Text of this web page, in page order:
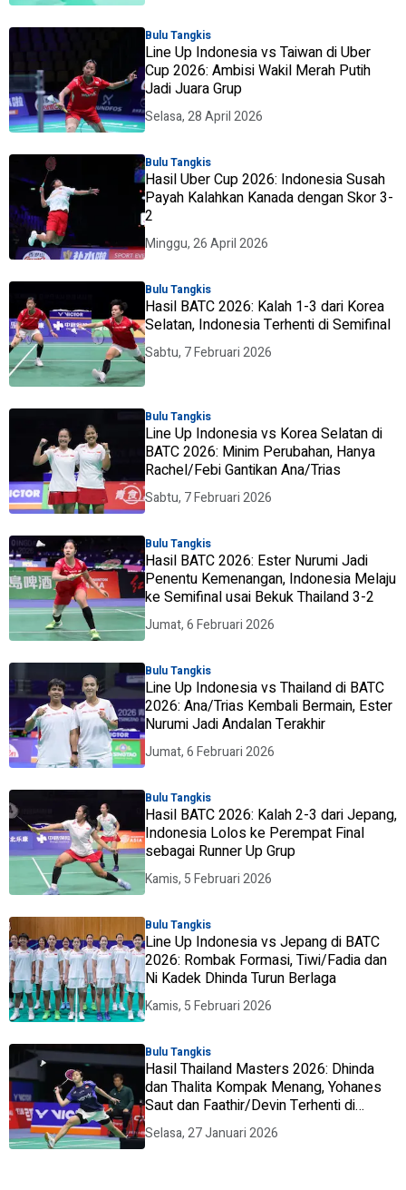
Bulu Tangkis
Line Up Indonesia vs Taiwan di Uber
Cup 2026: Ambisi Wakil Merah Putih
Jadi Juara Grup
Selasa, 28 April 2026
Bulu Tangkis
Hasil Uber Cup 2026: Indonesia Susah
Payah Kalahkan Kanada dengan Skor 3-
2
Minggu, 26 April 2026
Bulu Tangkis
Hasil BATC 2026: Kalah 1-3 dari Korea
Selatan, Indonesia Terhenti di Semifinal
Sabtu, 7 Februari 2026
Bulu Tangkis
Line Up Indonesia vs Korea Selatan di
BATC 2026: Minim Perubahan, Hanya
Rachel/Febi Gantikan Ana/Trias
Sabtu, 7 Februari 2026
Bulu Tangkis
Hasil BATC 2026: Ester Nurumi Jadi
Penentu Kemenangan, Indonesia Melaju
ke Semifinal usai Bekuk Thailand 3-2
Jumat, 6 Februari 2026
Bulu Tangkis
Line Up Indonesia vs Thailand di BATC
2026: Ana/Trias Kembali Bermain, Ester
Nurumi Jadi Andalan Terakhir
Jumat, 6 Februari 2026
Bulu Tangkis
Hasil BATC 2026: Kalah 2-3 dari Jepang,
Indonesia Lolos ke Perempat Final
sebagai Runner Up Grup
Kamis, 5 Februari 2026
Bulu Tangkis
Line Up Indonesia vs Jepang di BATC
2026: Rombak Formasi, Tiwi/Fadia dan
Ni Kadek Dhinda Turun Berlaga
Kamis, 5 Februari 2026
Bulu Tangkis
Hasil Thailand Masters 2026: Dhinda
dan Thalita Kompak Menang, Yohanes
Saut dan Faathir/Devin Terhenti di
Kualifikasi
Selasa, 27 Januari 2026